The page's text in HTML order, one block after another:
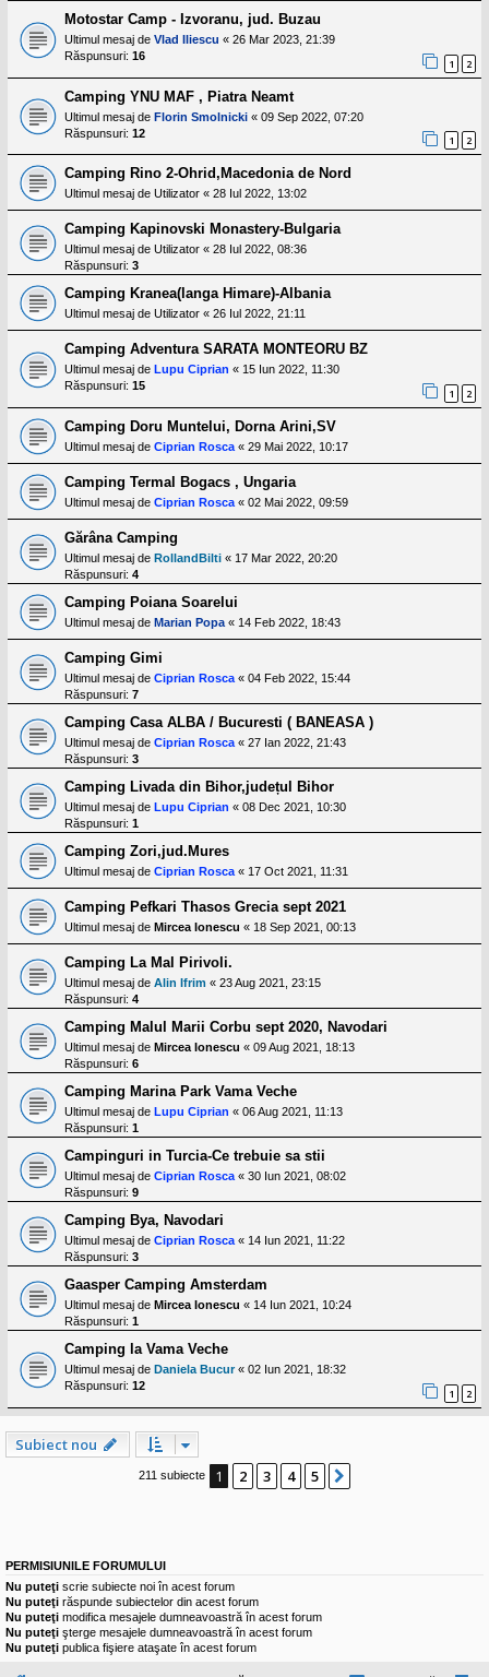
Motostar Camp - Izvoranu, jud. Buzau
Ultimul mesaj de Vlad Iliescu « 26 Mar 2023, 21:39
Răspunsuri: 16
1 2
Camping YNU MAF , Piatra Neamt
Ultimul mesaj de Florin Smolnicki « 09 Sep 2022, 07:20
Răspunsuri: 12
1 2
Camping Rino 2-Ohrid,Macedonia de Nord
Ultimul mesaj de Utilizator « 28 Iul 2022, 13:02
Camping Kapinovski Monastery-Bulgaria
Ultimul mesaj de Utilizator « 28 Iul 2022, 08:36
Răspunsuri: 3
Camping Kranea(langa Himare)-Albania
Ultimul mesaj de Utilizator « 26 Iul 2022, 21:11
Camping Adventura SARATA MONTEORU BZ
Ultimul mesaj de Lupu Ciprian « 15 Iun 2022, 11:30
Răspunsuri: 15
1 2
Camping Doru Muntelui, Dorna Arini,SV
Ultimul mesaj de Ciprian Rosca « 29 Mai 2022, 10:17
Camping Termal Bogacs , Ungaria
Ultimul mesaj de Ciprian Rosca « 02 Mai 2022, 09:59
Gărâna Camping
Ultimul mesaj de RollandBilti « 17 Mar 2022, 20:20
Răspunsuri: 4
Camping Poiana Soarelui
Ultimul mesaj de Marian Popa « 14 Feb 2022, 18:43
Camping Gimi
Ultimul mesaj de Ciprian Rosca « 04 Feb 2022, 15:44
Răspunsuri: 7
Camping Casa ALBA / Bucuresti ( BANEASA )
Ultimul mesaj de Ciprian Rosca « 27 Ian 2022, 21:43
Răspunsuri: 3
Camping Livada din Bihor,județul Bihor
Ultimul mesaj de Lupu Ciprian « 08 Dec 2021, 10:30
Răspunsuri: 1
Camping Zori,jud.Mures
Ultimul mesaj de Ciprian Rosca « 17 Oct 2021, 11:31
Camping Pefkari Thasos Grecia sept 2021
Ultimul mesaj de Mircea Ionescu « 18 Sep 2021, 00:13
Camping La Mal Pirivoli.
Ultimul mesaj de Alin Ifrim « 23 Aug 2021, 23:15
Răspunsuri: 4
Camping Malul Marii Corbu sept 2020, Navodari
Ultimul mesaj de Mircea Ionescu « 09 Aug 2021, 18:13
Răspunsuri: 6
Camping Marina Park Vama Veche
Ultimul mesaj de Lupu Ciprian « 06 Aug 2021, 11:13
Răspunsuri: 1
Campinguri in Turcia-Ce trebuie sa stii
Ultimul mesaj de Ciprian Rosca « 30 Iun 2021, 08:02
Răspunsuri: 9
Camping Bya, Navodari
Ultimul mesaj de Ciprian Rosca « 14 Iun 2021, 11:22
Răspunsuri: 3
Gaasper Camping Amsterdam
Ultimul mesaj de Mircea Ionescu « 14 Iun 2021, 10:24
Răspunsuri: 1
Camping la Vama Veche
Ultimul mesaj de Daniela Bucur« 02 Iun 2021, 18:32
Răspunsuri: 12
1 2
Subiect nou
211 subiecte 1 2 3 4 5
PERMISIUNILE FORUMULUI
Nu puteţi scrie subiecte noi în acest forum
Nu puteţi răspunde subiectelor din acest forum
Nu puteţi modifica mesajele dumneavoastră în acest forum
Nu puteţi şterge mesajele dumneavoastră în acest forum
Nu puteţi publica fişiere ataşate în acest forum